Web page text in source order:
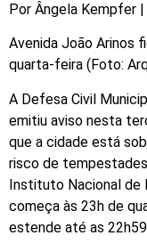
Por Ângela Kempfer
Avenida João Arinos
quarta-feira (Foto:
A Defesa Civil
emitiu aviso nesta
que a cidade está
risco de
Instituto Nacional de
começa às 23h de
estende até as